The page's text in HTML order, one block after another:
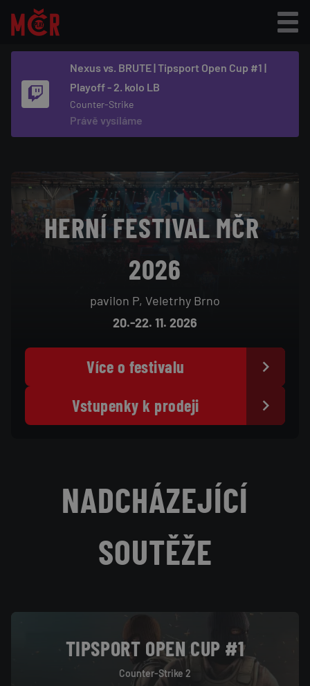
Přejít
hlavnímu
obsahu
L
V
N
E
Hry na MČR
Články na PLAYzone.cz
Jak hrát taky?
Partneři
Festival Life!
Právě vysíláme
Nexus vs. BRUTE | Tipsport Open Cup #1 |
Playoff - 2. kolo LB
Counter-Strike
HERNÍ FESTIVAL MČR
2026
pavilon P, Veletrhy Brno
20.-22. 11. 2026
Více o festivalu
Vstupenky k prodeji
NADCHÁZEJÍCÍ
SOUTĚŽE
TIPSPORT OPEN CUP #1
Counter-Strike 2